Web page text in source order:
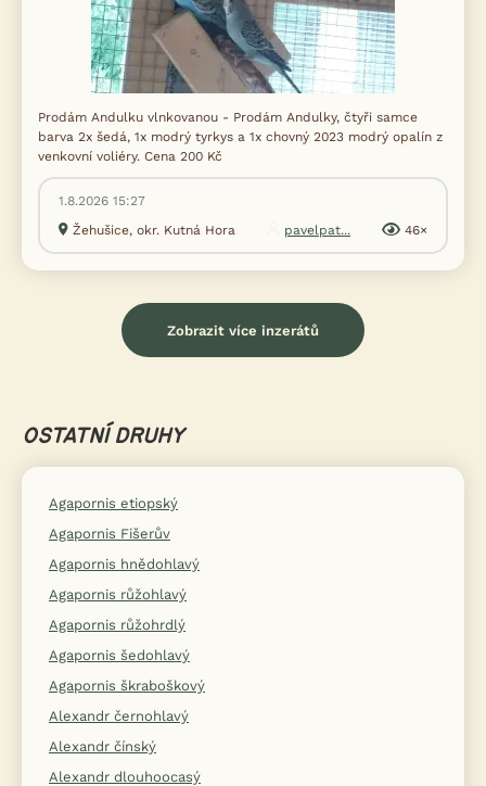
Prodám Andulku vlnkovanou - Prodám Andulky, čtyři samce
barva 2x šedá, 1x modrý tyrkys a 1x chovný 2023 modrý opalín z
venkovní voliéry. Cena 200 Kč
1.8.2026 15:27
Žehušice, okr. Kutná Hora
pavelpat... 46×
Zobrazit více inzerátů
OSTATNÍ DRUHY
Agapornis etiopský
Agapornis Fišerův
Agapornis hnědohlavý
Agapornis růžohlavý
Agapornis růžohrdlý
Agapornis šedohlavý
Agapornis škraboškový
Alexandr černohlavý
Alexandr čínský
Alexandr dlouhoocasý